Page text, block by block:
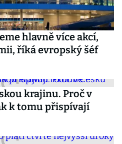
hlavně více akcí,
říká evropský šéf
krajinu. Proč v
k tomu přispívají